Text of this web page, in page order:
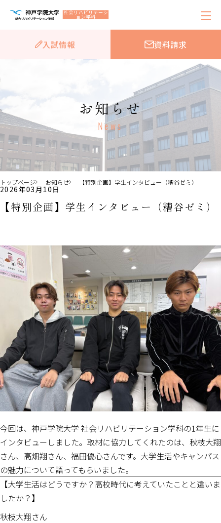
社会リハビリテーシ
ョン学科
入試情報 資料請求
お知らせ
News
トップページ お知らせ 【特別企画】学生インタビュー（糟谷ゼミ）
2026年03月10日
【特別企画】学生インタビュー（糟谷ゼミ）
今回は、神戸学院大学 社会リハビリテーション学科の1年生に
インタビューしました。取材に協力してくれたのは、秋枝大翔
さん、高畑翔さん、福田優心さんです。大学生活やキャンパス
の魅力について語ってもらいました。
【大学生活はどうですか？高校時代に考えていたことと違いま
したか？】
秋枝大翔さん